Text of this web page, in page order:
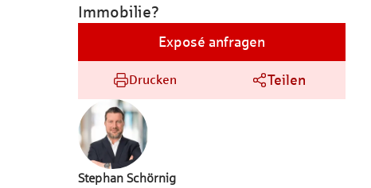
Immobilie?
Exposé anfragen
Drucken Teilen
Stephan Schörnig